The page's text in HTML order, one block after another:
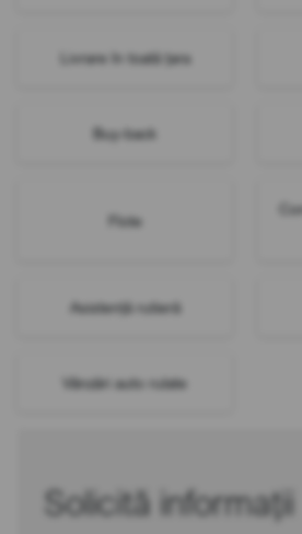
Livrare în toată țara
Buy-back
Flote
Asistență rutieră
Vânzări auto rulate
Solicită informații